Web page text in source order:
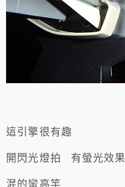
這引擎很有趣
開閃光燈拍 有螢光效果
混的蠻高竿